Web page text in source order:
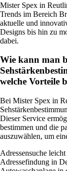
Mister Spex in
Trends im Bereich
aktuelle und
Designs bis hin zu
dabei.
Wie kann man
welche Vorteile
Bei Mister Spex in
Dieser Service
bestimmen und die
auszuwählen, um
Adressensuche
Adressefindung in